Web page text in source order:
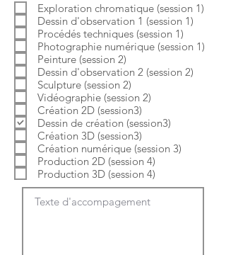
i
r
e
l
i
g
a
t
o
i
r
e
Exploration chromatique (session 1)
Dessin d'observation 1 (session 1)
Procédés techniques (session 1)
Photographie numérique (session 1)
Peinture (session 2)
Dessin d'observation 2 (session 2)
Sculpture (session 2)
Vidéographie (session 2)
Création 2D (session3)
Dessin de création (session3)
Création 3D (session3)
Création numérique (session 3)
Production 2D (session 4)
Production 3D (session 4)
Texte d'accompagement